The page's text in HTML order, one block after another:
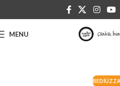
MENU